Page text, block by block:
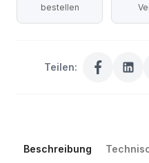
bestellen
Teilen:
Beschreibung